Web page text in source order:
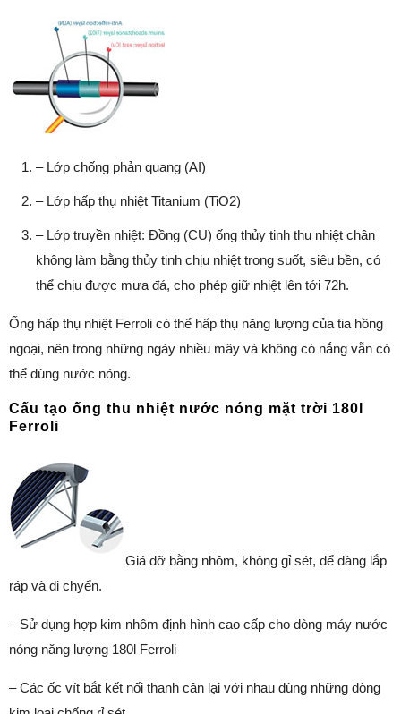
– Lớp chống phản quang (AI)
– Lớp hấp thụ nhiệt Titanium (TiO2)
– Lớp truyền nhiệt: Đồng (CU) ống thủy tinh thu nhiệt chân
không làm bằng thủy tinh chịu nhiệt trong suốt, siêu bền, có
thể chịu được mưa đá, cho phép giữ nhiệt lên tới 72h.
Ống hấp thụ nhiệt Ferroli có thể hấp thụ năng lượng của tia hồng
ngoại, nên trong những ngày nhiều mây và không có nắng vẫn có
thể dùng nước nóng.
Cấu tạo ống thu nhiệt nước nóng mặt trời 180l
Ferroli
Giá đỡ bằng nhôm, không gỉ sét, dể dàng lắp
ráp và di chyển.
– Sử dụng hợp kim nhôm định hình cao cấp cho dòng máy nước
nóng năng lượng 180l Ferroli
– Các ốc vít bắt kết nối thanh cân lại với nhau dùng những dòng